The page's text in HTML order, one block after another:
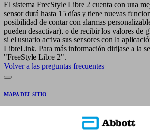
El sistema FreeStyle Libre 2 cuenta con una
sensor durá hasta 15 días y tiene nuevas
posibilidad de contar con alarmas
pueden desactivar), o de recibir los valores de
si el usuario activa sus sensores con la
LibreLink. Para más información dirijase a la
"FreeStyle Libre 2".
Volver a las preguntas frecuentes
MAPA DEL SITIO